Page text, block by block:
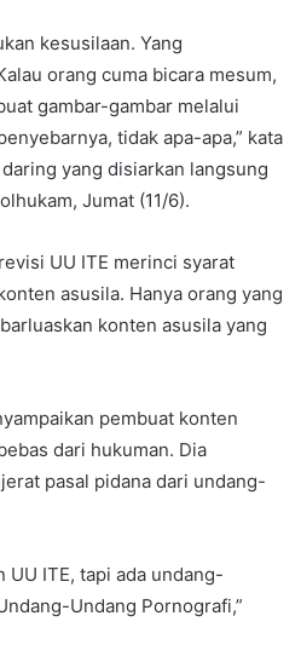
kesusilaan. Yang
orang cuma bicara mesum,
gambar-gambar melalui
tidak apa-apa,” kata
yang disiarkan langsung
Jumat (11/6).
UU ITE merinci syarat
asusila. Hanya orang yang
konten asusila yang
pembuat konten
dari hukuman. Dia
pasal pidana dari undang-
UU ITE, tapi ada undang-
Undang Pornografi,”